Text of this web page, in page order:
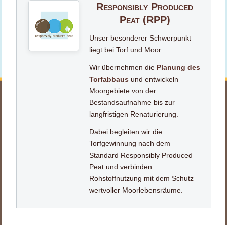
Responsibly Produced
Peat (RPP)
Unser besonderer Schwerpunkt
liegt bei Torf und Moor.
Wir übernehmen die Planung des
Torfabbaus und entwickeln
Moorgebiete von der
Bestandsaufnahme bis zur
langfristigen Renaturierung.
Dabei begleiten wir die
Torfgewinnung nach dem
Standard Responsibly Produced
Peat und verbinden
Rohstoffnutzung mit dem Schutz
wertvoller Moorlebensräume.